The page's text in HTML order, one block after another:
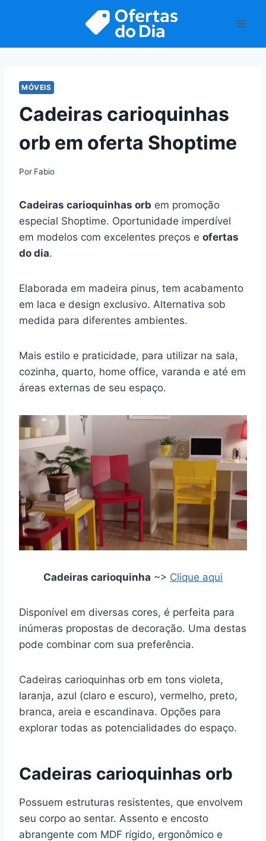
MÓVEIS
Cadeiras carioquinhas
orb em oferta Shoptime
Por Fabio
Cadeiras carioquinhas orb em promoção
especial Shoptime. Oportunidade imperdível
em modelos com excelentes preços e ofertas
do dia.
Elaborada em madeira pinus, tem acabamento
em laca e design exclusivo. Alternativa sob
medida para diferentes ambientes.
Mais estilo e praticidade, para utilizar na sala,
cozinha, quarto, home office, varanda e até em
áreas externas de seu espaço.
Cadeiras carioquinha ~> Clique aqui
Disponível em diversas cores, é perfeita para
inúmeras propostas de decoração. Uma destas
pode combinar com sua preferência.
Cadeiras carioquinhas orb em tons violeta,
laranja, azul (claro e escuro), vermelho, preto,
branca, areia e escandinava. Opções para
explorar todas as potencialidades do espaço.
Cadeiras carioquinhas orb
Possuem estruturas resistentes, que envolvem
seu corpo ao sentar. Assento e encosto
abrangente com MDF rígido, ergonômico e